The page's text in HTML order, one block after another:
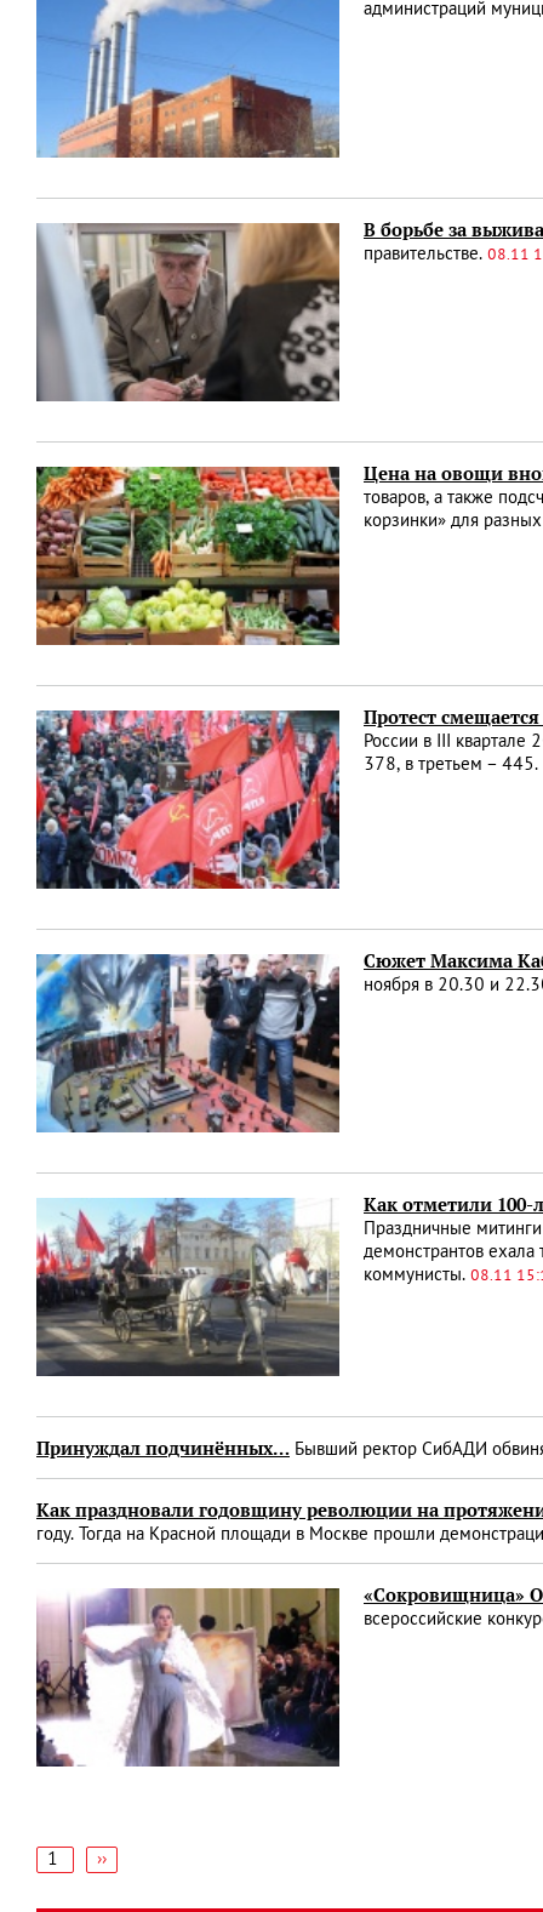
администраций
В борьбе за
правительстве. 08.11
Цена на овощи
товаров, а также
корзинки» для
Протест
России в III квартале
378, в третьем – 445.
Сюжет Максима
ноября в 20.30 и
Как отметили 100-
Праздничные
демонстрантов ехала
коммунисты. 08.11
Принуждал подчинённых… Бывший ректор СибАДИ
Как праздновали годовщину революции на
году. Тогда на Красной площади в Москве прошли
«Сокровищница»
всероссийские
страниц
1
Следующая
››